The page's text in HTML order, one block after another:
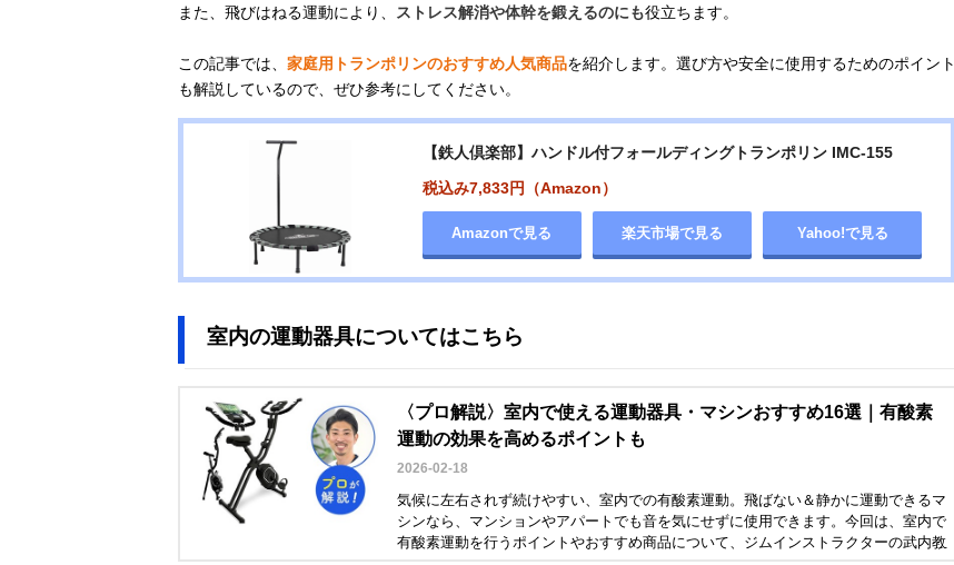
また、飛びはねる運動により、 ストレス解消や体幹を鍛えるのにも役立ちます。
この記事では、 家庭用トランポリンのおすすめ人気商品を紹介します。選び方や安全に使用するためのポイント
も解説しているので、ぜひ参考にしてください。
【鉄人倶楽部】ハンドル付フォールディングトランポリン IMC-155
税込み7,833円（Amazon）
Amazonで見る 楽天市場で見る Yahoo!で見る
室内の運動器具についてはこちら
〈プロ解説〉室内で使える運動器具・マシンおすすめ16選｜有酸素
運動の効果を高めるポイントも
2026-02-18
気候に左右されず続けやすい、室内での有酸素運動。飛ばない＆静かに運動できるマ
シンなら、マンションやアパートでも音を気にせずに使用できます。今回は、室内で
有酸素運動を行うポイントやおすすめ商品について、ジムインストラクターの武内教